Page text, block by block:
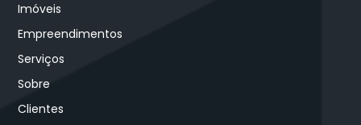
Imóveis
Empreendimentos
Serviços
Sobre
Clientes